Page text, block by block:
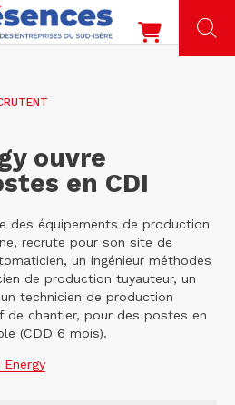
ouvre
en CDI
des équipements de production
recrute pour son site de
un ingénieur méthodes
de production tuyauteur, un
technicien de production
de chantier, pour des postes en
(CDD 6 mois).